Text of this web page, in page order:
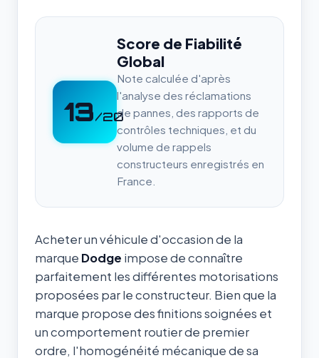
13/20
Score de Fiabilité
Global
Note calculée d'après
l'analyse des réclamations
de pannes, des rapports de
contrôles techniques, et du
volume de rappels
constructeurs enregistrés en
France.
Acheter un véhicule d'occasion de la
marque Dodge impose de connaître
parfaitement les différentes motorisations
proposées par le constructeur. Bien que la
marque propose des finitions soignées et
un comportement routier de premier
ordre, l'homogénéité mécanique de sa